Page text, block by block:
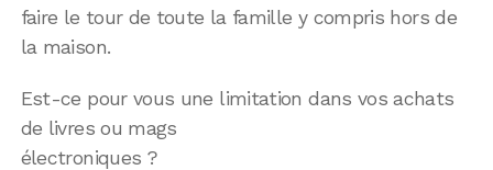
faire le tour de toute la famille y compris hors de
la maison.
Est-ce pour vous une limitation dans vos achats
de livres ou mags
électroniques ?